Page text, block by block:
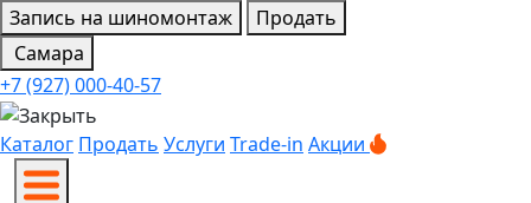
Запись на шиномонтаж
Продать
Самара
+7 (927) 000-40-57
Каталог Продать Услуги Trade-in Акции